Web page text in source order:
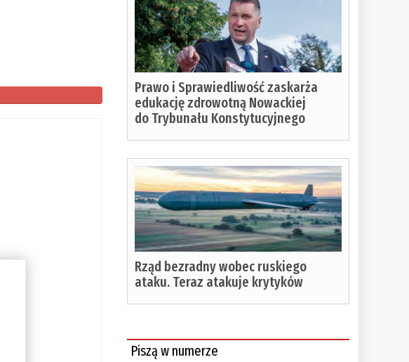
Prawo i Sprawiedliwość zaskarża
edukację zdrowotną Nowackiej
do Trybunału Konstytucyjnego
Rząd bezradny wobec ruskiego
ataku. Teraz atakuje krytyków
Piszą w numerze